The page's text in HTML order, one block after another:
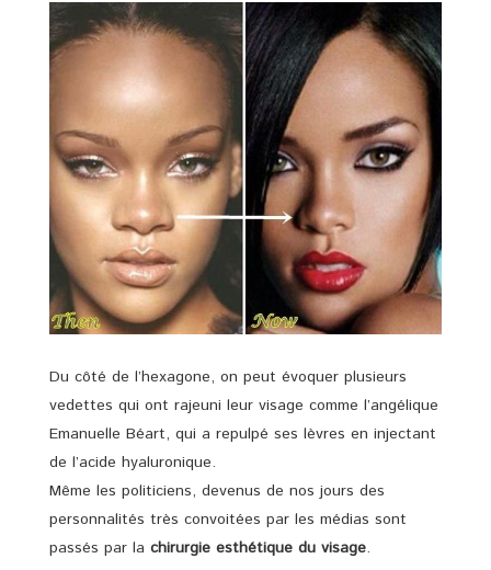
Du côté de l’hexagone, on peut évoquer plusieurs
vedettes qui ont rajeuni leur visage comme l’angélique
Emanuelle Béart, qui a repulpé ses lèvres en injectant
de l’acide hyaluronique.
Même les politiciens, devenus de nos jours des
personnalités très convoitées par les médias sont
passés par la chirurgie esthétique du visage.